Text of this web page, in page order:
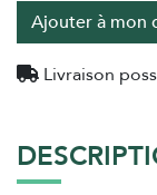
Ajouter à mon
Livraison